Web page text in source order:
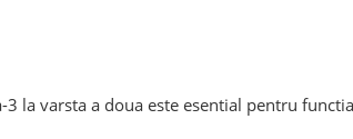
3 la varsta a doua este esential pentru